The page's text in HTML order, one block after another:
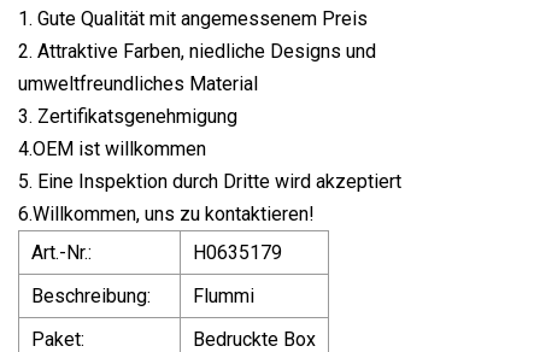
1. Gute Qualität mit angemessenem Preis
2. Attraktive Farben, niedliche Designs und
umweltfreundliches Material
3. Zertifikatsgenehmigung
4.OEM ist willkommen
5. Eine Inspektion durch Dritte wird akzeptiert
6.Willkommen, uns zu kontaktieren!
Art.-Nr.:
H0635179
Beschreibung:
Flummi
Paket:
Bedruckte Box